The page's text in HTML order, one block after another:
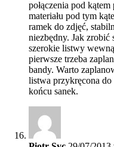
połączenia pod
materiału pod tym
ramek do zdjęć,
niezbędny. Jak zrobić
szerokie listwy
pierwsze trzeba
bandy. Warto
listwa przykręcona do
końcu sanek.